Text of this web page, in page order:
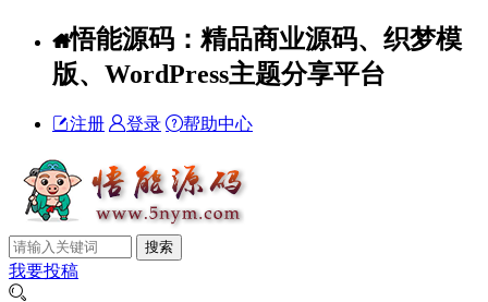
悟能源码：精品商业源码、织梦模
版、WordPress主题分享平台
注册 登录 帮助中心
我要投稿